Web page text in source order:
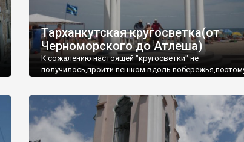
Тарханкутская кругосветка(от
Черноморского до Атлеша)
К сожалению настоящей "кругосветки" не
получилось,пройти пешком вдоль